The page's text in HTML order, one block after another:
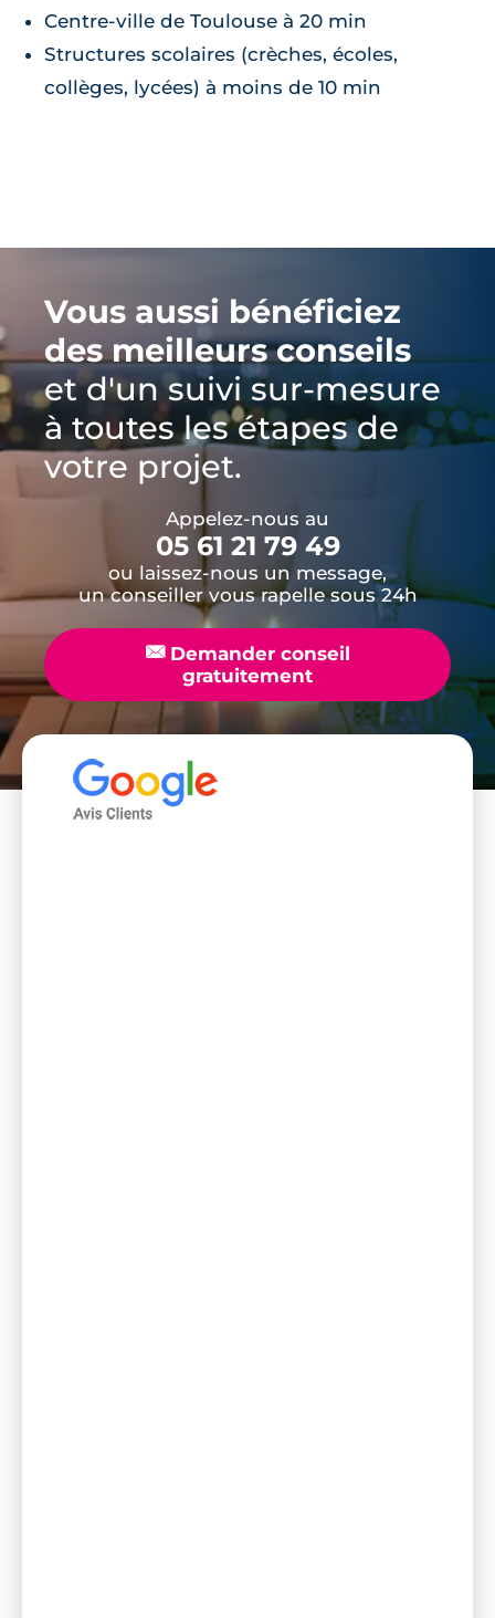
Centre-ville de Toulouse à 20 min
Structures scolaires (crèches, écoles,
collèges, lycées) à moins de 10 min
Vous aussi bénéficiez
des meilleurs conseils
et d'un suivi sur-mesure
à toutes les étapes de
votre projet.
Appelez-nous au
05 61 21 79 49
ou laissez-nous un message,
un conseiller vous rapelle sous 24h
📧Demander conseil
gratuitement